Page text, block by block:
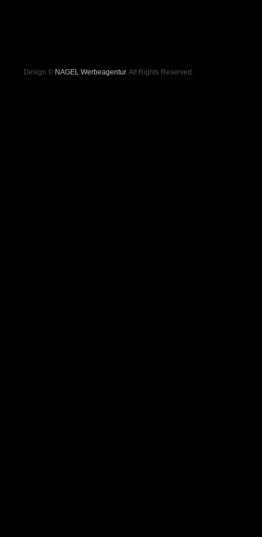
Design © NAGEL Werbeagentur. All Rights Reserved.